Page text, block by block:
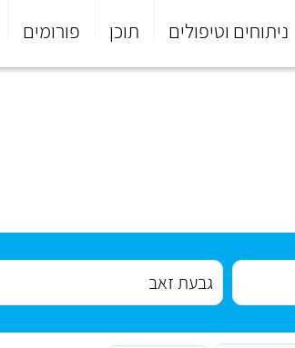
ניתוחים וטיפולים תוכן פורומים